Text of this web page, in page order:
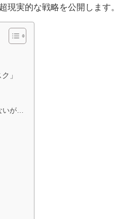
現実的な戦略を公開します。
」
いが…